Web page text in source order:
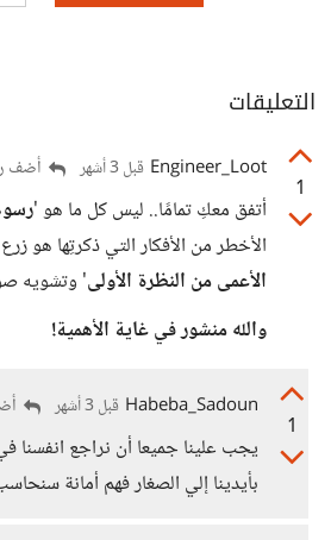
التعليقات
1
Engineer_Loot قبل 3 أشهر أضف
أتفق معكِ تمامًا.. ليس كل ما هو '
الأخطر من الأفكار التي ذكرتِها هو
الأعمى من النظرة الأولى' وتشويه
والله منشور في غاية الأهمية!
1
Habeba_Sadoun قبل 3 أشهر
يجب علينا جميعا أن نراجع انفسنا
بأيدينا إلي الصغار فهم أمانة